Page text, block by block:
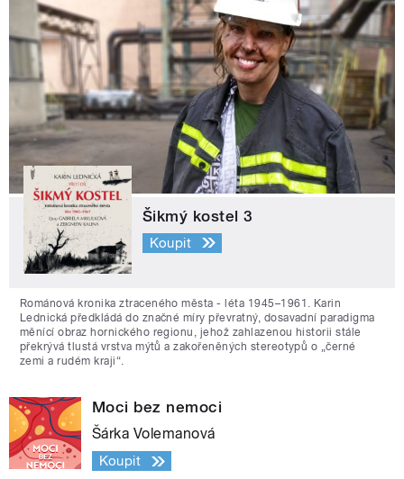
Šikmý kostel 3
Koupit
Románová kronika ztraceného města - léta 1945–1961. Karin
Lednická předkládá do značné míry převratný, dosavadní paradigma
měnící obraz hornického regionu, jehož zahlazenou historii stále
překrývá tlustá vrstva mýtů a zakořeněných stereotypů o „černé
zemi a rudém kraji“.
Moci bez nemoci
Šárka Volemanová
Koupit